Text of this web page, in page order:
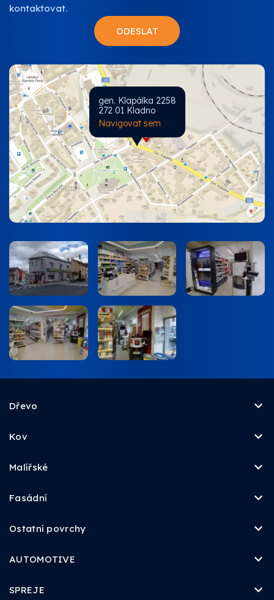
kontaktovat.
gen. Klapálka 2258
272 01 Kladno
Navigovat sem
Dřevo
Kov
Malířské
Fasádní
Ostatní povrchy
AUTOMOTIVE
SPREJE